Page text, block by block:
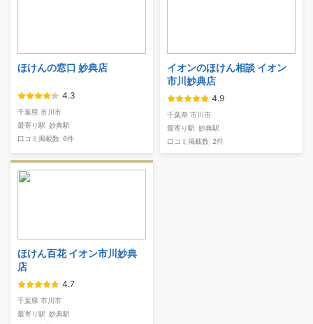
ほけんの窓口 妙典店
4.3
千葉県 市川市
最寄り駅 妙典駅
口コミ掲載数 6件
イオンのほけん相談 イオン
市川妙典店
4.9
千葉県 市川市
最寄り駅 妙典駅
口コミ掲載数 2件
ほけん百花 イオン市川妙典
店
4.7
千葉県 市川市
最寄り駅 妙典駅